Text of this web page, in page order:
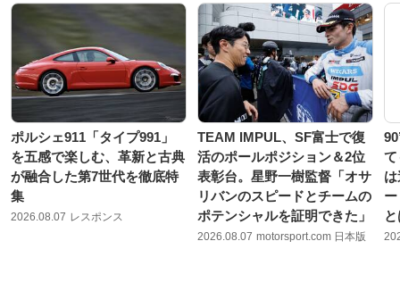
ポルシェ911「タイプ991」
を五感で楽しむ、革新と古典
が融合した第7世代を徹底特
集
2026.08.07 レスポンス
TEAM IMPUL、SF富士で復
活のポールポジション＆2位
表彰台。星野一樹監督「オサ
リバンのスピードとチームの
ポテンシャルを証明できた」
2026.08.07 motorsport.com 日本版
て